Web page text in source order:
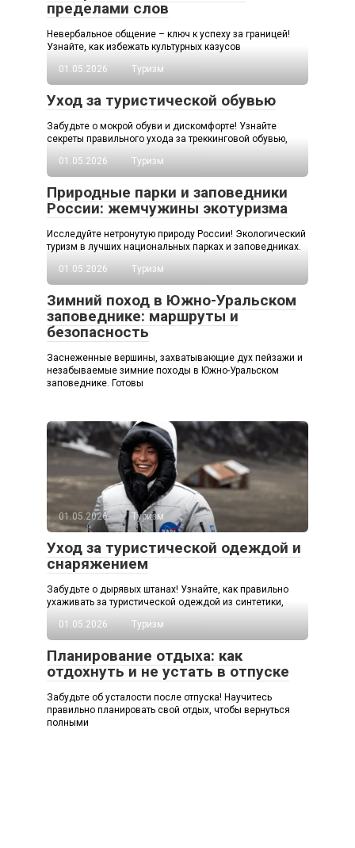
пределами слов
Невербальное общение – ключ к успеху за границей!
Узнайте, как избежать культурных казусов
01.05.2026
Туризм
Уход за туристической обувью
Забудьте о мокрой обуви и дискомфорте! Узнайте
секреты правильного ухода за треккинговой обувью,
01.05.2026
Туризм
Природные парки и заповедники
России: жемчужины экотуризма
Исследуйте нетронутую природу России! Экологический
туризм в лучших национальных парках и заповедниках.
01.05.2026
Туризм
Зимний поход в Южно-Уральском
заповеднике: маршруты и
безопасность
Заснеженные вершины, захватывающие дух пейзажи и
незабываемые зимние походы в Южно-Уральском
заповеднике. Готовы
01.05.2026 Туризм
Уход за туристической одеждой и
снаряжением
Забудьте о дырявых штанах! Узнайте, как правильно
ухаживать за туристической одеждой из синтетики,
01.05.2026
Туризм
Планирование отдыха: как
отдохнуть и не устать в отпуске
Забудьте об усталости после отпуска! Научитесь
правильно планировать свой отдых, чтобы вернуться
полными